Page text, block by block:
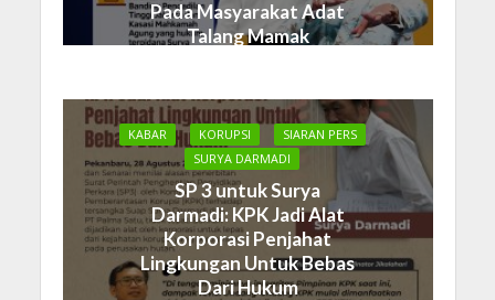
Pada Masyarakat Adat
Talang Mamak
KABAR KORUPSI
SIARAN PERS
SURYA DARMADI
SP 3 untuk Surya
Darmadi: KPK Jadi Alat
Korporasi Penjahat
Lingkungan Untuk Bebas
Dari Hukum